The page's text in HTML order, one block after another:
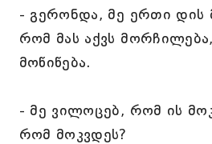
- გერონდა, მე ერთი დის
რომ მას აქვს
მოწიწება.
- მე ვილოცებ, რომ ის
რომ მოკვდეს?